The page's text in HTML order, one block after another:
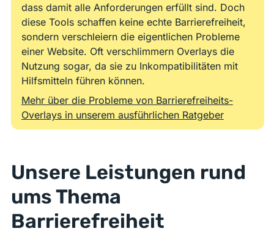
dass damit alle Anforderungen erfüllt sind. Doch
diese Tools schaffen keine echte Barrierefreiheit,
sondern verschleiern die eigentlichen Probleme
einer Website. Oft verschlimmern Overlays die
Nutzung sogar, da sie zu Inkompatibilitäten mit
Hilfsmitteln führen können.
Mehr über die Probleme von Barrierefreiheits-
Overlays in unserem ausführlichen Ratgeber
Unsere Leistungen rund
ums Thema
Barrierefreiheit